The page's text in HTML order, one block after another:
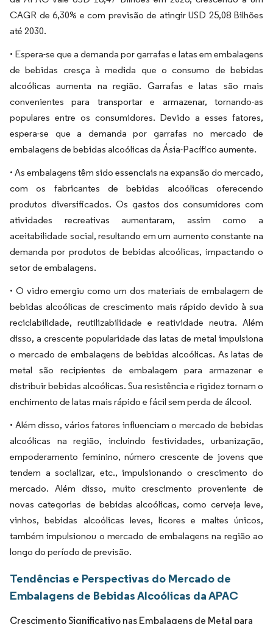
CAGR de 6,30% e com previsão de atingir USD 25,08 Bilhões
até 2030.
• Espera-se que a demanda por garrafas e latas em embalagens
de bebidas cresça à medida que o consumo de bebidas
alcoólicas aumenta na região. Garrafas e latas são mais
convenientes para transportar e armazenar, tornando-as
populares entre os consumidores. Devido a esses fatores,
espera-se que a demanda por garrafas no mercado de
embalagens de bebidas alcoólicas da Ásia-Pacífico aumente.
• As embalagens têm sido essenciais na expansão do mercado,
com os fabricantes de bebidas alcoólicas oferecendo
produtos diversificados. Os gastos dos consumidores com
atividades recreativas aumentaram, assim como a
aceitabilidade social, resultando em um aumento constante na
demanda por produtos de bebidas alcoólicas, impactando o
setor de embalagens.
• O vidro emergiu como um dos materiais de embalagem de
bebidas alcoólicas de crescimento mais rápido devido à sua
reciclabilidade, reutilizabilidade e reatividade neutra. Além
disso, a crescente popularidade das latas de metal impulsiona
o mercado de embalagens de bebidas alcoólicas. As latas de
metal são recipientes de embalagem para armazenar e
distribuir bebidas alcoólicas. Sua resistência e rigidez tornam o
enchimento de latas mais rápido e fácil sem perda de álcool.
• Além disso, vários fatores influenciam o mercado de bebidas
alcoólicas na região, incluindo festividades, urbanização,
empoderamento feminino, número crescente de jovens que
tendem a socializar, etc., impulsionando o crescimento do
mercado. Além disso, muito crescimento proveniente de
novas categorias de bebidas alcoólicas, como cerveja leve,
vinhos, bebidas alcoólicas leves, licores e maltes únicos,
também impulsionou o mercado de embalagens na região ao
longo do período de previsão.
Tendências e Perspectivas do Mercado de
Embalagens de Bebidas Alcoólicas da APAC
Crescimento Significativo nas Embalagens de Metal para